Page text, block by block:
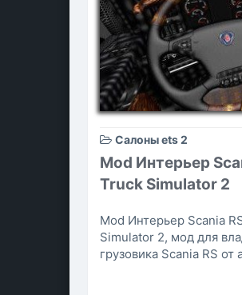
Салоны ets 2
Mod Интерьер
Truck Simulator 2
Mod Интерьер Scania
Simulator 2, мод для
грузовика Scania RS от